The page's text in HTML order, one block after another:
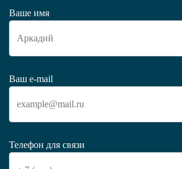
Ваше имя
Ваш e-mail
Телефон для связи